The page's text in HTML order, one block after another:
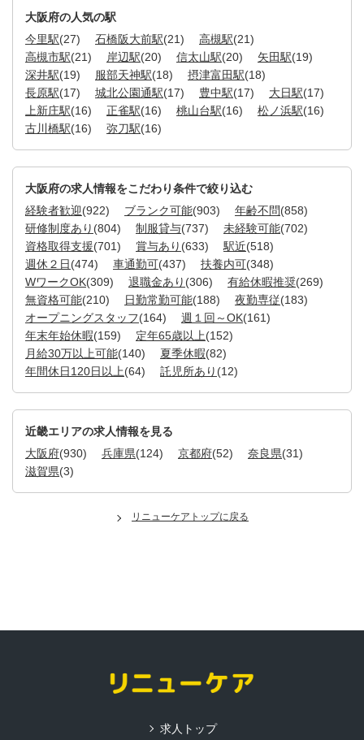
大阪府の人気の駅
今里駅(27) 石橋阪大前駅(21) 高槻駅(21)
高槻市駅(21) 岸辺駅(20) 信太山駅(20) 矢田駅(19)
深井駅(19) 服部天神駅(18) 摂津富田駅(18)
長原駅(17) 城北公園通駅(17) 豊中駅(17) 大日駅(17)
上新庄駅(16) 正雀駅(16) 桃山台駅(16) 松ノ浜駅(16)
古川橋駅(16) 弥刀駅(16)
大阪府の求人情報をこだわり条件で絞り込む
経験者歓迎(922) ブランク可能(903) 年齢不問(858)
研修制度あり (804) 制服貸与(737) 未経験可能(702)
資格取得支援(701) 賞与あり (633) 駅近(518)
週休２日(474) 車通勤可(437) 扶養内可(348)
WワークOK(309) 退職金あり (306) 有給休暇推奨(269)
無資格可能(210) 日勤常勤可能(188) 夜勤専従(183)
オープニングスタッフ(164) 週１回～OK(161)
年末年始休暇(159) 定年65歳以上(152)
月給30万以上可能(140) 夏季休暇(82)
年間休日120日以上(64) 託児所あり (12)
近畿エリアの求人情報を見る
大阪府(930) 兵庫県(124) 京都府(52) 奈良県(31)
滋賀県(3)
リニューケアトップに戻る
求人トップ